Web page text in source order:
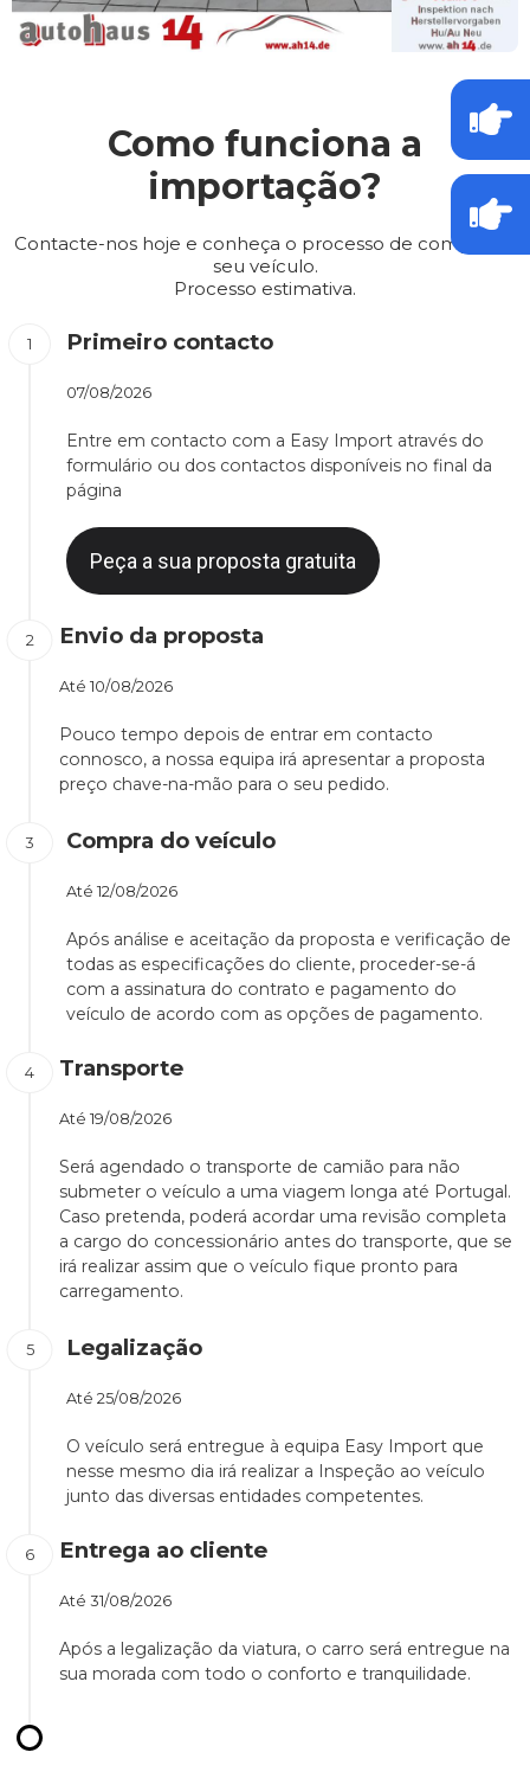
Como funciona a
importação?
Contacte-nos hoje e conheça o processo de compra do
seu veículo.
Processo estimativa.
Primeiro contacto
07/08/2026
Entre em contacto com a Easy Import através do
formulário ou dos contactos disponíveis no final da
página
Peça a sua proposta gratuita
Envio da proposta
Até 10/08/2026
Pouco tempo depois de entrar em contacto
connosco, a nossa equipa irá apresentar a proposta
preço chave-na-mão para o seu pedido.
Compra do veículo
Até 12/08/2026
Após análise e aceitação da proposta e verificação de
todas as especificações do cliente, proceder-se-á
com a assinatura do contrato e pagamento do
veículo de acordo com as opções de pagamento.
Transporte
Até 19/08/2026
Será agendado o transporte de camião para não
submeter o veículo a uma viagem longa até Portugal.
Caso pretenda, poderá acordar uma revisão completa
a cargo do concessionário antes do transporte, que se
irá realizar assim que o veículo fique pronto para
carregamento.
Legalização
Até 25/08/2026
O veículo será entregue à equipa Easy Import que
nesse mesmo dia irá realizar a Inspeção ao veículo
junto das diversas entidades competentes.
Entrega ao cliente
Até 31/08/2026
Após a legalização da viatura, o carro será entregue na
sua morada com todo o conforto e tranquilidade.